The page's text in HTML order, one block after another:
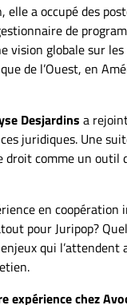
elle a occupé des
de
vision globale sur
de l’Ouest, en
Desjardins a
juridiques. Une
droit comme un outil
en
pour Juripop?
qui l’attendent
expérience chez